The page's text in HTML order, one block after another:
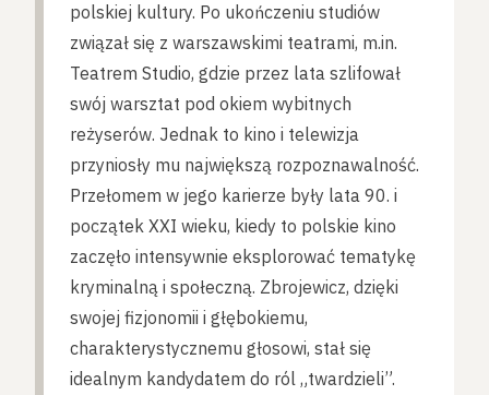
polskiej kultury. Po ukończeniu studiów
związał się z warszawskimi teatrami, m.in.
Teatrem Studio, gdzie przez lata szlifował
swój warsztat pod okiem wybitnych
reżyserów. Jednak to kino i telewizja
przyniosły mu największą rozpoznawalność.
Przełomem w jego karierze były lata 90. i
początek XXI wieku, kiedy to polskie kino
zaczęło intensywnie eksplorować tematykę
kryminalną i społeczną. Zbrojewicz, dzięki
swojej fizjonomii i głębokiemu,
charakterystycznemu głosowi, stał się
idealnym kandydatem do ról „twardzieli”.